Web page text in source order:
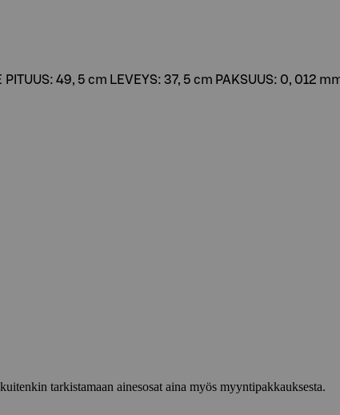
49, 5 cm LEVEYS: 37, 5 cm PAKSUUS: 0, 012
tarkistamaan ainesosat aina myös myyntipakkauksesta.